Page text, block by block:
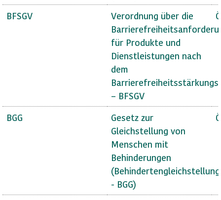
BFSGV
Verordnung über die
für Produkte und
Dienstleistungen nach
dem
– BFSGV
BGG
Gesetz zur
Gleichstellung von
Menschen mit
Behinderungen
- BGG)